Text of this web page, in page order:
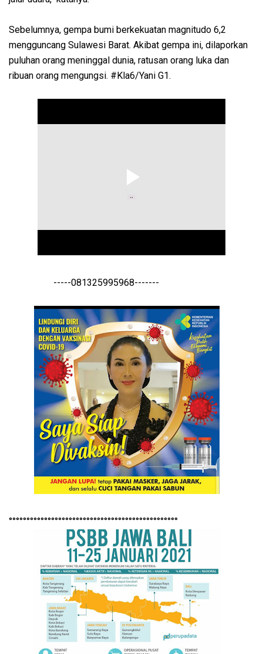
Sebelumnya, gempa bumi berkekuatan magnitudo 6,2
mengguncang Sulawesi Barat. Akibat gempa ini, dilaporkan
puluhan orang meninggal dunia, ratusan orang luka dan
ribuan orang mengungsi. #Kla6/Yani G1.
-----081325995968-------
°°°°°°°°°°°°°°°°°°°°°°°°°°°°°°°°°°°°°°°°°°°°°°°°